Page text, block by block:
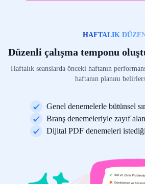
HAFTALIK
Düzenli çalışma temponu
Haftalık seanslarda önceki haftanın
haftanın planını
Genel denemelerle bütünsel
Branş denemeleriyle zayıf
Dijital PDF denemeleri